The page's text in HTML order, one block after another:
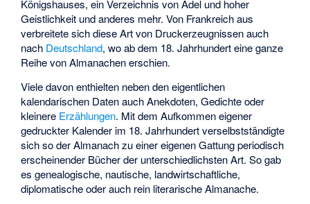
Königshauses, ein Verzeichnis von Adel und hoher
Geistlichkeit und anderes mehr. Von Frankreich aus
verbreitete sich diese Art von Druckerzeugnissen auch
nach Deutschland, wo ab dem 18. Jahrhundert eine ganze
Reihe von Almanachen erschien.
Viele davon enthielten neben den eigentlichen
kalendarischen Daten auch Anekdoten, Gedichte oder
kleinere Erzählungen. Mit dem Aufkommen eigener
gedruckter Kalender im 18. Jahrhundert verselbstständigte
sich so der Almanach zu einer eigenen Gattung periodisch
erscheinender Bücher der unterschiedlichsten Art. So gab
es genealogische, nautische, landwirtschaftliche,
diplomatische oder auch rein literarische Almanache.